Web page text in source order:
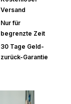
Versand
Nur für
begrenzte Zeit
30 Tage Geld-
zurück-Garantie